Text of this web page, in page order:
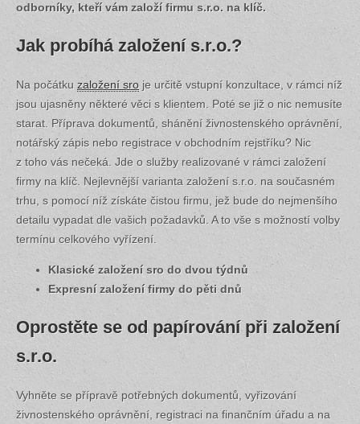
odborníky, kteří vám založí firmu s.r.o. na klíč.
Jak probíhá založení s.r.o.?
Na počátku založení sro je určitě vstupní konzultace, v rámci níž
jsou ujasněny některé věci s klientem. Poté se již o nic nemusíte
starat. Příprava dokumentů, shánění živnostenského oprávnění,
notářský zápis nebo registrace v obchodním rejstříku? Nic
z toho vás nečeká. Jde o služby realizované v rámci založení
firmy na klíč. Nejlevnější varianta založení s.r.o. na současném
trhu, s pomocí níž získáte čistou firmu, jež bude do nejmenšího
detailu vypadat dle vašich požadavků. A to vše s možností volby
termínu celkového vyřízení.
Klasické založení sro do dvou týdnů
Expresní založení firmy do pěti dnů
Oprostěte se od papírování při založení
s.r.o.
Vyhněte se přípravě potřebných dokumentů, vyřizování
živnostenského oprávnění, registraci na finančním úřadu a na